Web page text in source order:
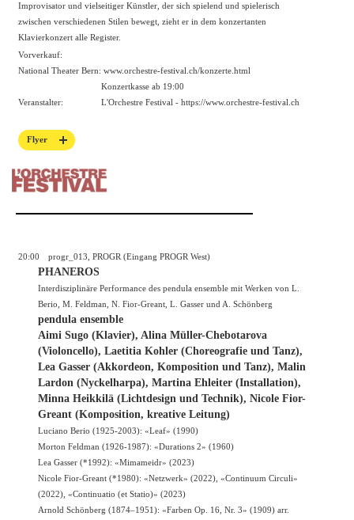
Improvisator und vielseitiger Künstler, der sich spielend und spielerisch
zwischen verschiedenen Stilen bewegt, zieht er in dem konzertanten
Klavierkonzert alle Register.
Vorverkauf:
National Theater Bern: www.orchestre-festival.ch/konzerte.html
Konzertkasse ab 19:00
Veranstalter:
L'Orchestre Festival - https://www.orchestre-festival.ch
Flyer
20:00 progr_013, PROGR (Eingang PROGR West)
PHANEROS
Interdisziplinäre Performance des pendula ensemble mit Werken von L.
Berio, M. Feldman, N. Fior-Greant, L. Gasser und A. Schönberg
pendula ensemble
Aimi Sugo (Klavier), Alina Müller-Chebotarova
(Violoncello), Laetitia Kohler (Choreografie und Tanz),
Lea Gasser (Akkordeon, Komposition und Tanz), Malin
Lardon (Nyckelharpa), Martina Ehleiter (Installation),
Minna Heikkilä (Lichtdesign und Technik), Nicole Fior-
Greant (Komposition, kreative Leitung)
Luciano Berio (1925-2003): «Leaf» (1990)
Morton Feldman (1926-1987): «Durations 2» (1960)
Lea Gasser (*1992): «Mimameidr» (2023)
Nicole Fior-Greant (*1980): «Netzwerk» (2022), «Continuum Circuli»
(2022), «Continuatio (et Statio)» (2023)
Arnold Schönberg (1874–1951): «Farben Op. 16, Nr. 3» (1909) arr.